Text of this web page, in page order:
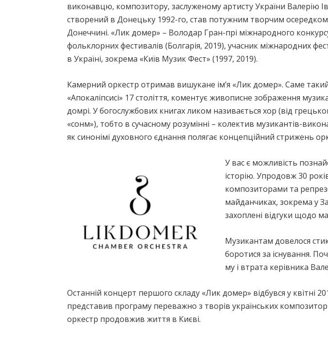
виконавцю, композитору, заслуженому артисту України Валерію
створений в Донецьку 1992-го, став потужним творчим осередком
Донеччині. «Лик домер» – Володар Гран-прі міжнародного
фольклорних фестивалів (Болгарія, 2019), учасник міжнародних
в Україні, зокрема «Київ Музик Фест» (1997, 2019).
Камерний оркестр отримав вишукане ім’я «Лик домер». Саме
«Апокаліпсисі» 17 століття, коментує живописне зображення
домрі. У богослужбових книгах ликом називається хор (від
«сонм»), тобто в сучасному розумінні – колектив музикантів-
як синонімі духовного єднання полягає концепційний стрижень
У вас є можливість
історію. Упродовж 30
композиторами та
майданчиках, зокрема у
захоплені відгуки щодо
Музикантам довелося
боротися за існування.
му і втрата керівника
Останній концерт першого складу «Лик домер» відбувся у квітні
представив програму переважно з творів українських
оркестр продовжив життя в Києві.